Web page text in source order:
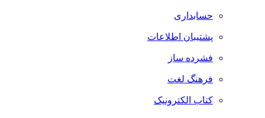
حسابداری
پشتیبان اطلاعات
فشرده ساز
فرهنگ لغت
کتاب الکترونیک